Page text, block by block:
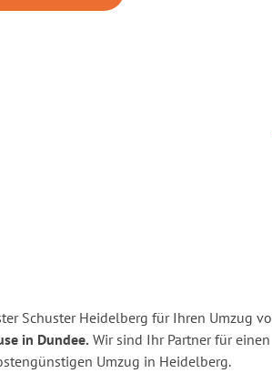
Schuster Heidelberg für Ihren Umzug
in Dundee. Wir sind Ihr Partner für einen
Umzug in Heidelberg.